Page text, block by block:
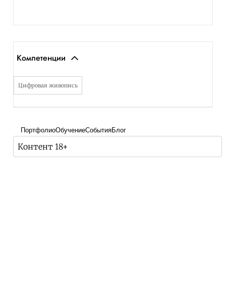
Компетенции
Цифровая живопись
ПортфолиоОбучениеСобытияБлог
Контент 18+